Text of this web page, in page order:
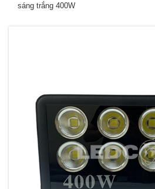
sáng trắng 400W